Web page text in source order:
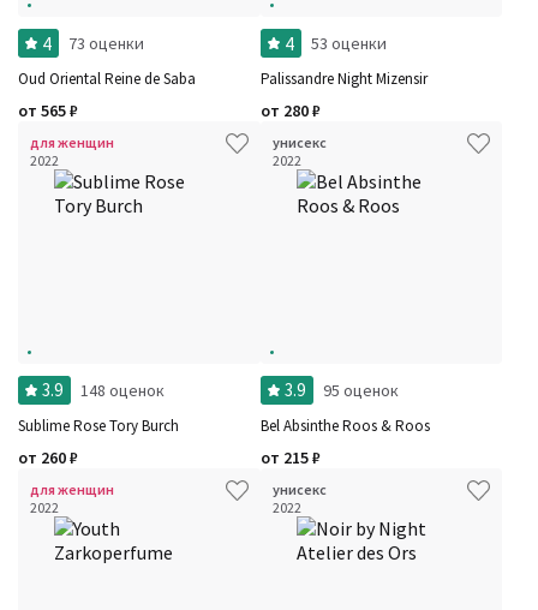
4 73 оценки
Oud Oriental Reine de Saba
от 565₽
4 53 оценки
Palissandre Night Mizensir
от 280₽
для женщин
2022
3.9 148 оценок
Sublime Rose Tory Burch
от 260₽
унисекс
2022
3.9 95 оценок
Bel Absinthe Roos & Roos
от 215₽
для женщин
2022
унисекс
2022